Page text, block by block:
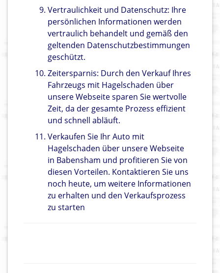
Vertraulichkeit und Datenschutz: Ihre
persönlichen Informationen werden
vertraulich behandelt und gemäß den
geltenden Datenschutzbestimmungen
geschützt.
Zeitersparnis: Durch den Verkauf Ihres
Fahrzeugs mit Hagelschaden über
unsere Webseite sparen Sie wertvolle
Zeit, da der gesamte Prozess effizient
und schnell abläuft.
Verkaufen Sie Ihr Auto mit
Hagelschaden über unsere Webseite
in Babensham und profitieren Sie von
diesen Vorteilen. Kontaktieren Sie uns
noch heute, um weitere Informationen
zu erhalten und den Verkaufsprozess
zu starten